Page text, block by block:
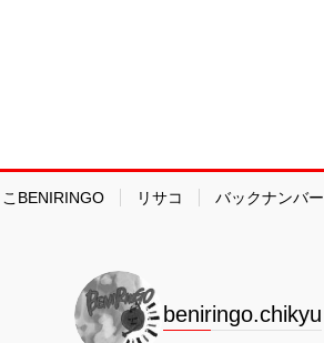
こBENIRINGO リサコ バックナンバー
beniringo.chikyu